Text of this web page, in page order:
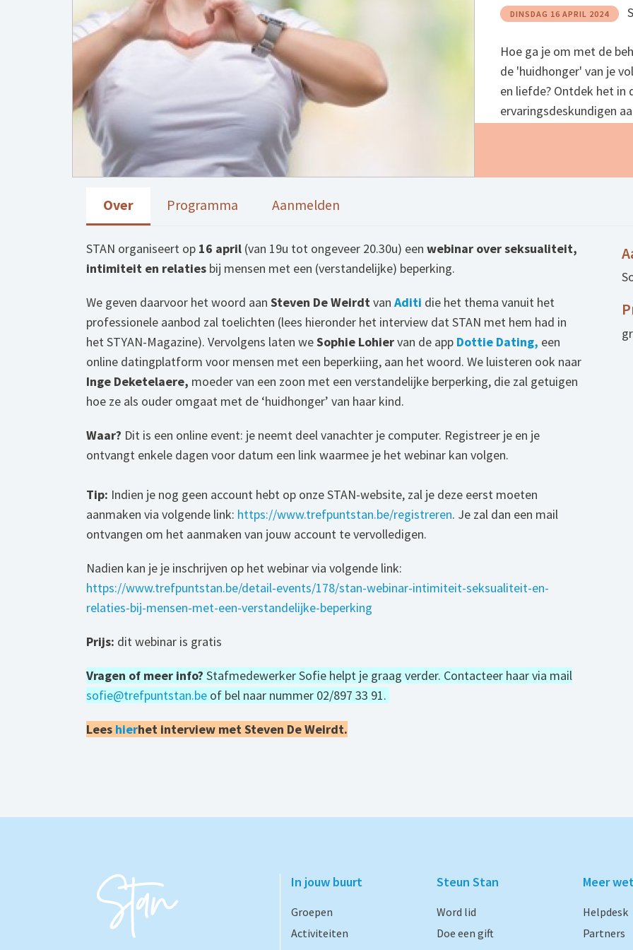
DINSDAG 16 APRIL 2024
Hoe ga je om met de
de 'huidhonger' van je
en liefde? Ontdek het in
ervaringsdeskundigen
Over Programma Aanmelden
STAN organiseert op 16 april (van 19u tot ongeveer 20.30u) een webinar over seksualiteit,
intimiteit en relaties bij mensen met een (verstandelijke) beperking.
We geven daarvoor het woord aan Steven De Weirdtvan Aditi die het thema vanuit het
professionele aanbod zal toelichten (lees hieronder het interview dat STAN met hem had in
het STYAN-Magazine). Vervolgens laten weSophie Lohiervan de app Dottie Dating, een
online datingplatform voor mensen met een beperkiing, aan het woord. We luisteren ook naar
Inge Deketelaere, moeder van een zoon met een verstandelijke berperking, die zal getuigen
hoe ze als ouder omgaat met de ‘huidhonger’ van haar kind.
Waar? Dit is een online event: je neemt deel vanachter je computer. Registreer je en je
ontvangt enkele dagen voor datum een link waarmee je het webinar kan volgen.
Tip: Indien je nog geen account hebt op onze STAN-website, zal je deze eerst moeten
aanmaken via volgende link: https://www.trefpuntstan.be/registreren. Je zal dan een mail
ontvangen om het aanmaken van jouw account te vervolledigen.
Nadien kan je je inschrijven op het webinar via volgende link:
https://www.trefpuntstan.be/detail-events/178/stan-webinar-intimiteit-seksualiteit-en-
relaties-bij-mensen-met-een-verstandelijke-beperking
Prijs: dit webinar is gratis
Vragen of meer info? Stafmedewerker Sofie helpt je graag verder. Contacteer haar via mail
sofie@trefpuntstan.be of bel naar nummer 02/897 33 91.
Lees hierhet interview met Steven De Weirdt.
In jouw buurt
Groepen
Activiteiten
Steun Stan
Word lid
Doe een gift
Meer
Helpdesk
Partners